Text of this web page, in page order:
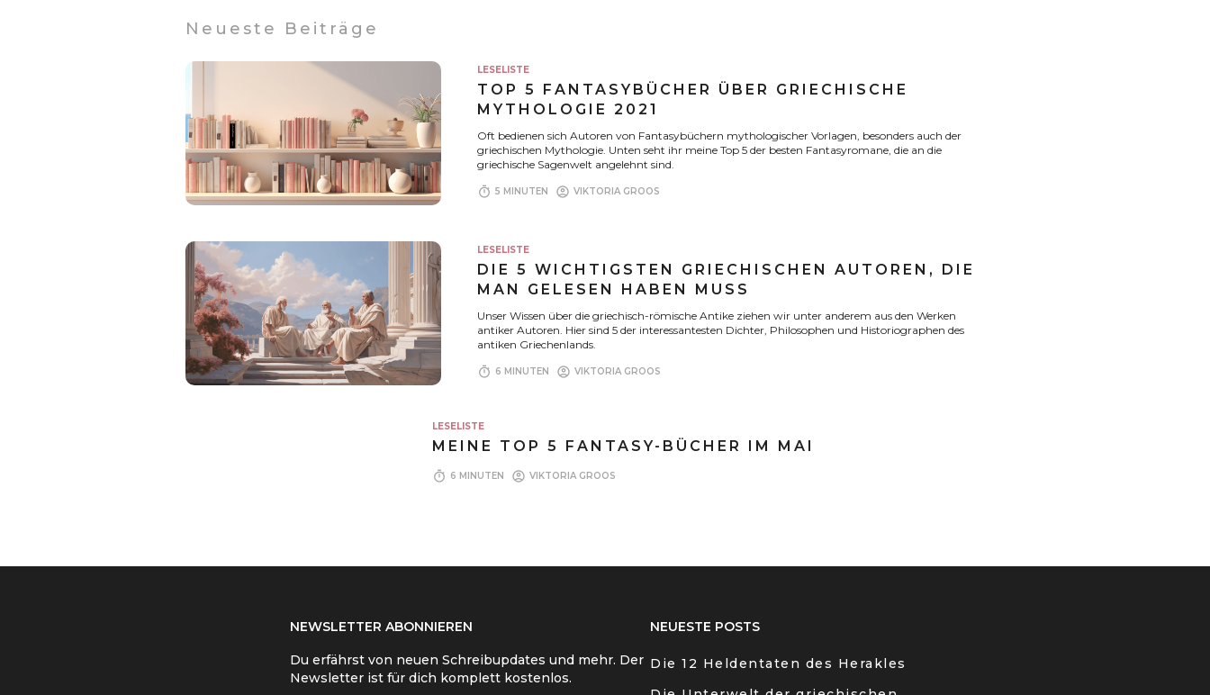
Neueste Beiträge
LESELISTE
TOP 5 FANTASYBÜCHER ÜBER GRIECHISCHE
MYTHOLOGIE 2021
Oft bedienen sich Autoren von Fantasybüchern mythologischer Vorlagen, besonders auch der
griechischen Mythologie. Unten seht ihr meine Top 5 der besten Fantasyromane, die an die
griechische Sagenwelt angelehnt sind.
timer 5 MINUTEN account_circle VIKTORIA GROOS
LESELISTE
DIE 5 WICHTIGSTEN GRIECHISCHEN AUTOREN, DIE
MAN GELESEN HABEN MUSS
Unser Wissen über die griechisch-römische Antike ziehen wir unter anderem aus den Werken
antiker Autoren. Hier sind 5 der interessantesten Dichter, Philosophen und Historiographen des
antiken Griechenlands.
timer 6 MINUTEN account_circle VIKTORIA GROOS
LESELISTE
MEINE TOP 5 FANTASY-BÜCHER IM MAI
timer 6 MINUTEN account_circle VIKTORIA GROOS
NEWSLETTER ABONNIEREN
Du erfährst von neuen Schreibupdates und mehr. Der
Newsletter ist für dich komplett kostenlos.
NEUESTE POSTS
Die 12 Heldentaten des Herakles